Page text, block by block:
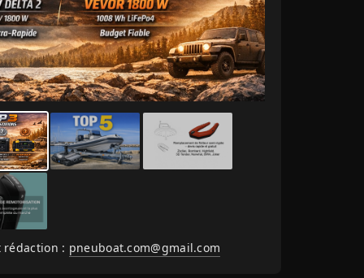
rédaction : pneuboat.com@gmail.com